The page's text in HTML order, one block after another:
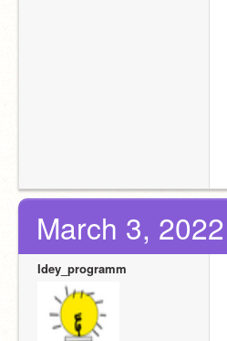
March 3,
Idey_programm